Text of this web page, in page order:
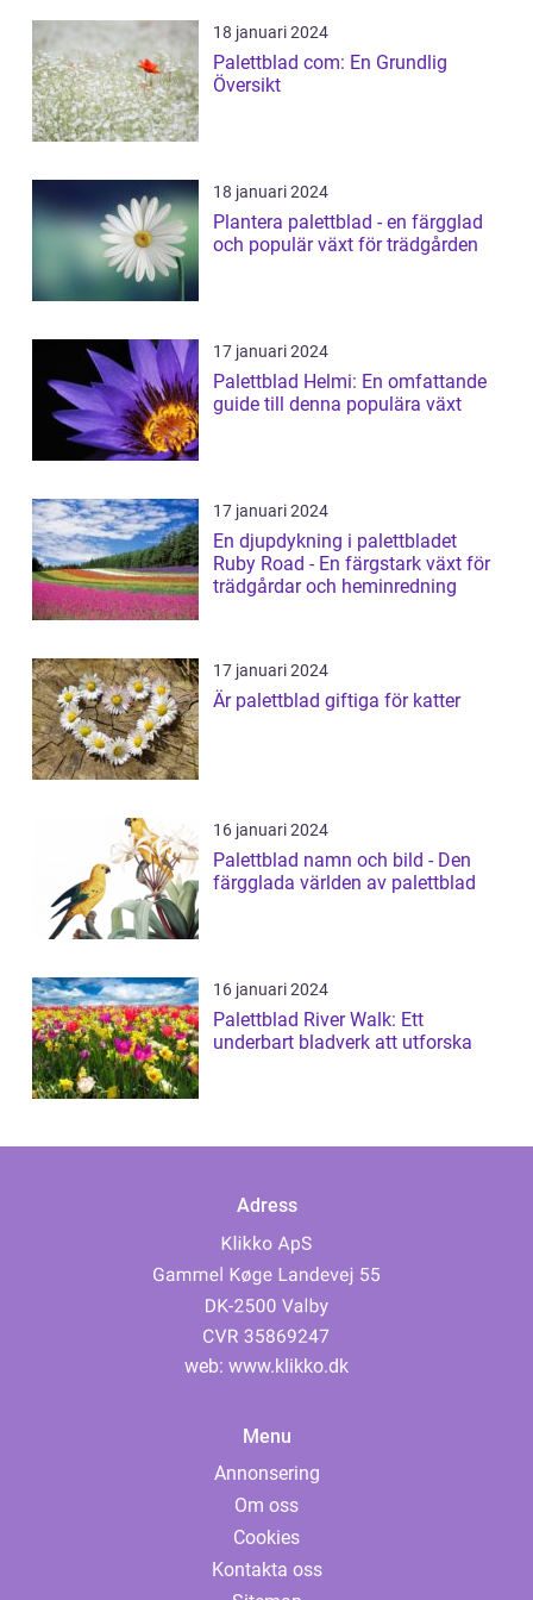
18 januari 2024
Palettblad com: En Grundlig
Översikt
18 januari 2024
Plantera palettblad - en färgglad
och populär växt för trädgården
17 januari 2024
Palettblad Helmi: En omfattande
guide till denna populära växt
17 januari 2024
En djupdykning i palettbladet
Ruby Road - En färgstark växt för
trädgårdar och heminredning
17 januari 2024
Är palettblad giftiga för katter
16 januari 2024
Palettblad namn och bild - Den
färgglada världen av palettblad
16 januari 2024
Palettblad River Walk: Ett
underbart bladverk att utforska
Adress
web: www.klikko.dk
Menu
Annonsering
Om oss
Cookies
Kontakta oss